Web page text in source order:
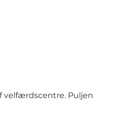
velfærdscentre. Puljen